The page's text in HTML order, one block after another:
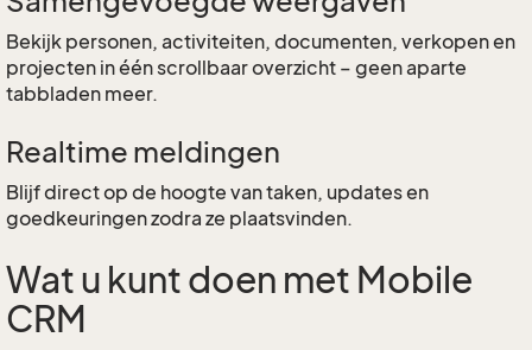
Bekijk personen, activiteiten, documenten, verkopen en
projecten in één scrollbaar overzicht – geen aparte
tabbladen meer.
Realtime meldingen
Blijf direct op de hoogte van taken, updates en
goedkeuringen zodra ze plaatsvinden.
Wat u kunt doen met Mobile
CRM